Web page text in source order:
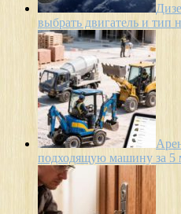
выбрать двигатель и тип
подходящую машину за 5